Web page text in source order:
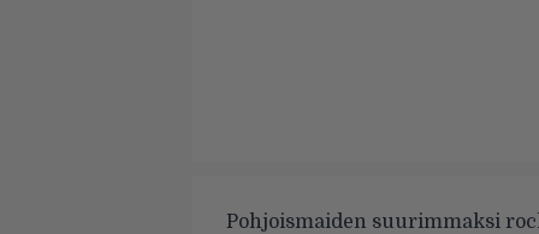
Pohjoismaiden suurimmaksi